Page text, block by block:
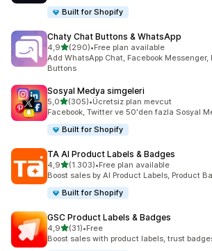
Built for Shopify
Chaty Chat Buttons & WhatsApp
4,95 yıldız üzerinden
(290)
toplam 290 değerlendirme
•Free plan available
Add WhatsApp Chat, Facebook
Buttons
Sosyal Medya simgeleri
5,05 yıldız üzerinden
(305)
toplam 305 değerlendirme
•Ücretsiz plan mevcut
Facebook, Twitter ve 50'den fazla Sosyal
Built for Shopify
TA AI Product Labels & Badges
4,95 yıldız üzerinden
(1.303)
toplam 1303 değerlendirme
•Free plan available
Boost sales by AI Product Labels, Product
Built for Shopify
GSC Product Labels & Badges
4,95 yıldız üzerinden
(31)
toplam 31 değerlendirme
•Free
Boost sales with product labels, trust